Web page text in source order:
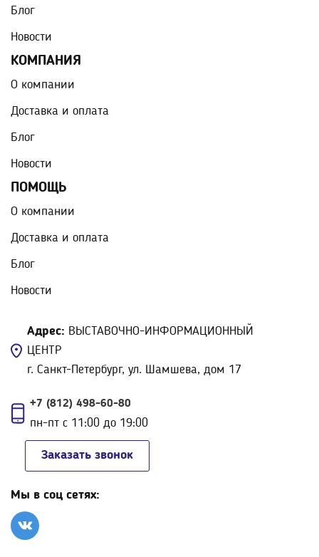
Блог
Новости
КОМПАНИЯ
О компании
Доставка и оплата
Блог
Новости
ПОМОЩЬ
О компании
Доставка и оплата
Блог
Новости
Адрес: ВЫСТАВОЧНО-ИНФОРМАЦИОННЫЙ
ЦЕНТР
г. Санкт-Петербург, ул. Шамшева, дом 17
+7 (812) 498-60-80
пн-пт с 11:00 до 19:00
Заказать звонок
Мы в соц сетях: